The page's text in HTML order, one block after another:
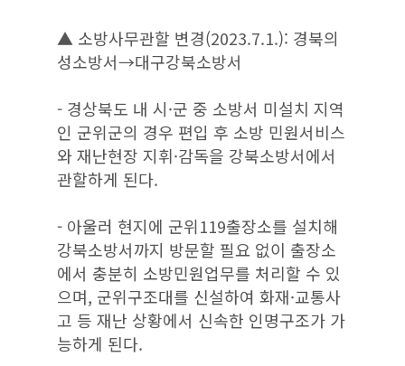
▲ 소방사무관할 변경(2023.7.1.): 경북의
성소방서→대구강북소방서
- 경상북도 내 시·군 중 소방서 미설치 지역
인 군위군의 경우 편입 후 소방 민원서비스
와 재난현장 지휘·감독을 강북소방서에서
관할하게 된다.
- 아울러 현지에 군위119출장소를 설치해
강북소방서까지 방문할 필요 없이 출장소
에서 충분히 소방민원업무를 처리할 수 있
으며, 군위구조대를 신설하여 화재·교통사
고 등 재난 상황에서 신속한 인명구조가 가
능하게 된다.